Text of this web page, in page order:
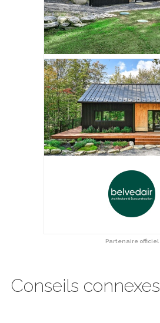
Partenaire officiel
Conseils connexes